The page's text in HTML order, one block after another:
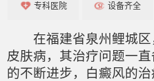
专科医院 设备齐全
在福建省泉州鲤城区
皮肤病，其治疗问题一
的不断进步，白癜风的